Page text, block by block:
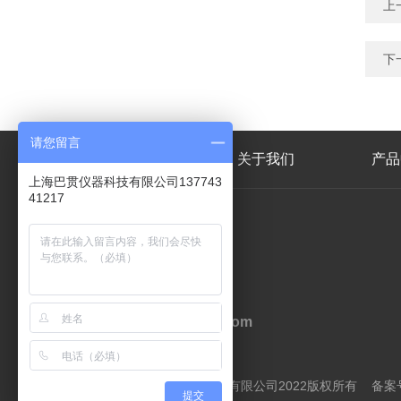
下
关于我们 产
联系人
李经理
邮箱
jacklinwbl@163.com
Copyright©上海巴贯仪器科技有限公司2022版权所有 备案
请您留言
上海巴贯仪器科技有限公司137743
41217
提交